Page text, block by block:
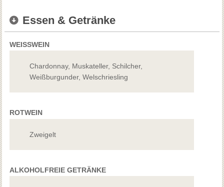
Essen & Getränke
WEISSWEIN
Chardonnay, Muskateller, Schilcher,
Weißburgunder, Welschriesling
ROTWEIN
Zweigelt
ALKOHOLFREIE GETRÄNKE